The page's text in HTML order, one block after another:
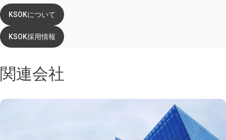
KSOKについて
KSOK採用情報
関連会社